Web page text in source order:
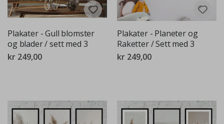
Plakater - Gull blomster
og blader / sett med 3
kr 249,00
Plakater - Planeter og
Raketter / Sett med 3
kr 249,00